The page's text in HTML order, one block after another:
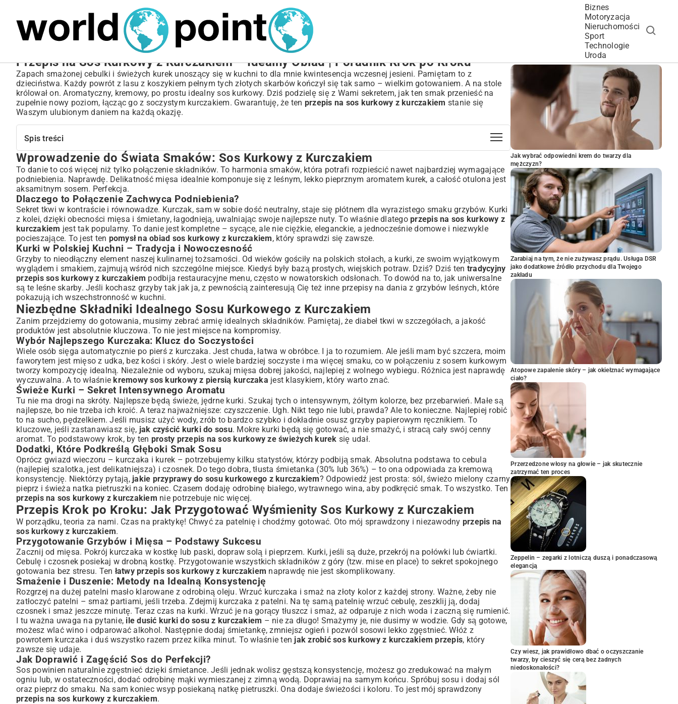
Biznes
Motoryzacja
Nieruchomości
Sport
Technologie
Uroda
Przepis na Sos Kurkowy z Kurczakiem – Idealny Obiad | Poradnik Krok po Kroku
Zapach smażonej cebulki i świeżych kurek unoszący się w kuchni to dla mnie kwintesencja wczesnej jesieni. Pamiętam to z
dzieciństwa. Każdy powrót z lasu z koszykiem pełnym tych złotych skarbów kończył się tak samo – wielkim gotowaniem. A na stole
królował on. Aromatyczny, kremowy, po prostu idealny sos kurkowy. Dziś podzielę się z Wami sekretem, jak ten smak przenieść na
zupełnie nowy poziom, łącząc go z soczystym kurczakiem. Gwarantuję, że ten przepis na sos kurkowy z kurczakiem stanie się
Waszym ulubionym daniem na każdą okazję.
Spis treści
Wprowadzenie do Świata Smaków: Sos Kurkowy z Kurczakiem
Dlaczego to Połączenie Zachwyca Podniebienia?
Kurki w Polskiej Kuchni – Tradycja i Nowoczesność
Niezbędne Składniki Idealnego Sosu Kurkowego z Kurczakiem
Wybór Najlepszego Kurczaka: Klucz do Soczystości
Świeże Kurki – Sekret Intensywnego Aromatu
Dodatki, Które Podkreślą Głęboki Smak Sosu
Przepis Krok po Kroku: Jak Przygotować Wyśmienity Sos Kurkowy z Kurczakiem
Przygotowanie Grzybów i Mięsa – Podstawy Sukcesu
Smażenie i Duszenie: Metody na Idealną Konsystencję
Jak Doprawić i Zagęścić Sos do Perfekcji?
Kreatywne Wariacje: Z Czym Podawać Sos Kurkowy z Kurczakiem?
Klasyka i Nowoczesność: Makaron, Ryż czy Kasza?
Dodatki Warzywne i Świeże Sałatki
Propozycje Wina i Napojów Idealnie Komponujących się z Dania
Wskazówki i Triki dla Perfekcyjnego Sosu Kurkowego
Jak Mrozić Kurki i Sos Kurkowy?
Alternatywne Składniki – Kiedy Brakuje Świeżych Kurek?
Podsumowanie: Delektuj się Smakiem Kurek i Kurczaka
Wprowadzenie do Świata Smaków: Sos Kurkowy z Kurczakiem
To danie to coś więcej niż tylko połączenie składników. To harmonia smaków, która potrafi rozpieścić nawet najbardziej wymagające
podniebienia. Naprawdę. Delikatność mięsa idealnie komponuje się z leśnym, lekko pieprznym aromatem kurek, a całość otulona jest
aksamitnym sosem. Perfekcja.
Dlaczego to Połączenie Zachwyca Podniebienia?
Sekret tkwi w kontraście i równowadze. Kurczak, sam w sobie dość neutralny, staje się płótnem dla wyrazistego smaku grzybów. Kurki
z kolei, dzięki obecności mięsa i śmietany, łagodnieją, uwalniając swoje najlepsze nuty. To właśnie dlatego przepis na sos kurkowy z
kurczakiem jest tak popularny. To danie jest kompletne – sycące, ale nie ciężkie, eleganckie, a jednocześnie domowe i niezwykle
pocieszające. To jest ten pomysł na obiad sos kurkowy z kurczakiem, który sprawdzi się zawsze.
Kurki w Polskiej Kuchni – Tradycja i Nowoczesność
Grzyby to nieodłączny element naszej kulinarnej tożsamości. Od wieków gościły na polskich stołach, a kurki, ze swoim wyjątkowym
wyglądem i smakiem, zajmują wśród nich szczególne miejsce. Kiedyś były bazą prostych, wiejskich potraw. Dziś? Dziś ten tradycyjny
przepis sos kurkowy z kurczakiem podbija restauracyjne menu, często w nowatorskich odsłonach. To dowód na to, jak uniwersalne
są te leśne skarby. Jeśli kochasz grzyby tak jak ja, z pewnością zainteresują Cię też inne przepisy na dania z grzybów leśnych, które
pokazują ich wszechstronność w kuchni.
Niezbędne Składniki Idealnego Sosu Kurkowego z Kurczakiem
Zanim przejdziemy do gotowania, musimy zebrać armię idealnych składników. Pamiętaj, że diabeł tkwi w szczegółach, a jakość
produktów jest absolutnie kluczowa. To nie jest miejsce na kompromisy.
Wybór Najlepszego Kurczaka: Klucz do Soczystości
Wiele osób sięga automatycznie po pierś z kurczaka. Jest chuda, łatwa w obróbce. I ja to rozumiem. Ale jeśli mam być szczera, moim
faworytem jest mięso z udka, bez kości i skóry. Jest o wiele bardziej soczyste i ma więcej smaku, co w połączeniu z sosem kurkowym
tworzy kompozycję idealną. Niezależnie od wyboru, szukaj mięsa dobrej jakości, najlepiej z wolnego wybiegu. Różnica jest naprawdę
wyczuwalna. A to właśniekremowy sos kurkowy z piersią kurczaka jest klasykiem, który warto znać.
Świeże Kurki – Sekret Intensywnego Aromatu
Tu nie ma drogi na skróty. Najlepsze będą świeże, jędrne kurki. Szukaj tych o intensywnym, żółtym kolorze, bez przebarwień. Małe są
najlepsze, bo nie trzeba ich kroić. A teraz najważniejsze: czyszczenie. Ugh. Nikt tego nie lubi, prawda? Ale to konieczne. Najlepiej robić
to na sucho, pędzelkiem. Jeśli musisz użyć wody, zrób to bardzo szybko i dokładnie osusz grzyby papierowym ręcznikiem. To
kluczowe, jeśli zastanawiasz się, jak czyścić kurki do sosu. Mokre kurki będą się gotować, a nie smażyć, i stracą cały swój cenny
aromat. To podstawowy krok, by ten prosty przepis na sos kurkowy ze świeżych kurek się udał.
Dodatki, Które Podkreślą Głęboki Smak Sosu
Oprócz gwiazd wieczoru – kurczaka i kurek – potrzebujemy kilku statystów, którzy podbiją smak. Absolutna podstawa to cebula
(najlepiej szalotka, jest delikatniejsza) i czosnek. Do tego dobra, tłusta śmietanka (30% lub 36%) – to ona odpowiada za kremową
konsystencję. Niektórzy pytają, jakie przyprawy do sosu kurkowego z kurczakiem? Odpowiedź jest prosta: sól, świeżo mielony czarny
pieprz i świeża natka pietruszki na koniec. Czasem dodaję odrobinę białego, wytrawnego wina, aby podkręcić smak. To wszystko. Ten
przepis na sos kurkowy z kurczakiem nie potrzebuje nic więcej.
Przepis Krok po Kroku: Jak Przygotować Wyśmienity Sos Kurkowy z Kurczakiem
W porządku, teoria za nami. Czas na praktykę! Chwyć za patelnię i chodźmy gotować. Oto mój sprawdzony i niezawodny przepis na
sos kurkowy z kurczakiem.
Przygotowanie Grzybów i Mięsa – Podstawy Sukcesu
Zacznij od mięsa. Pokrój kurczaka w kostkę lub paski, dopraw solą i pieprzem. Kurki, jeśli są duże, przekrój na połówki lub ćwiartki.
Cebulę i czosnek posiekaj w drobną kostkę. Przygotowanie wszystkich składników z góry (tzw. mise en place) to sekret spokojnego
gotowania bez stresu. Ten łatwy przepis sos kurkowy z kurczakiem naprawdę nie jest skomplikowany.
Smażenie i Duszenie: Metody na Idealną Konsystencję
Rozgrzej na dużej patelni masło klarowane z odrobiną oleju. Wrzuć kurczaka i smaż na złoty kolor z każdej strony. Ważne, żeby nie
zatłoczyć patelni – smaż partiami, jeśli trzeba. Zdejmij kurczaka z patelni. Na tę samą patelnię wrzuć cebulę, zeszklij ją, dodaj
czosnek i smaż jeszcze minutę. Teraz czas na kurki. Wrzuć je na gorący tłuszcz i smaż, aż odparuje z nich woda i zaczną się rumienić.
I tu ważna uwaga na pytanie, ile dusić kurki do sosu z kurczakiem – nie za długo! Smażymy je, nie dusimy w wodzie. Gdy są gotowe,
możesz wlać wino i odparować alkohol. Następnie dodaj śmietankę, zmniejsz ogień i pozwól sosowi lekko zgęstnieć. Włóż z
powrotem kurczaka i duś wszystko razem przez kilka minut. To właśnie ten jak zrobić sos kurkowy z kurczakiem przepis, który
zawsze się udaje.
Jak Doprawić i Zagęścić Sos do Perfekcji?
Sos powinien naturalnie zgęstnieć dzięki śmietance. Jeśli jednak wolisz gęstszą konsystencję, możesz go zredukować na małym
ogniu lub, w ostateczności, dodać odrobinę mąki wymieszanej z zimną wodą. Doprawiaj na samym końcu. Spróbuj sosu i dodaj sól
oraz pieprz do smaku. Na sam koniec wsyp posiekaną natkę pietruszki. Ona dodaje świeżości i koloru. To jest mój sprawdzony
przepis na sos kurkowy z kurczakiem.
POPULARNE ARTYKUŁY
Jak wybrać odpowiedni krem do twarzy dla
mężczyzn?
Zarabiaj na tym, że nie zużywasz prądu. Usługa DSR
jako dodatkowe źródło przychodu dla Twojego
zakładu
Atopowe zapalenie skóry – jak okiełznać wymagające
ciało?
Przerzedzone włosy na głowie – jak skutecznie
zatrzymać ten proces
Zeppelin – zegarki z lotniczą duszą i ponadczasową
elegancją
Czy wiesz, jak prawidłowo dbać o oczyszczanie
twarzy, by cieszyć się cerą bez żadnych
niedoskonałości?